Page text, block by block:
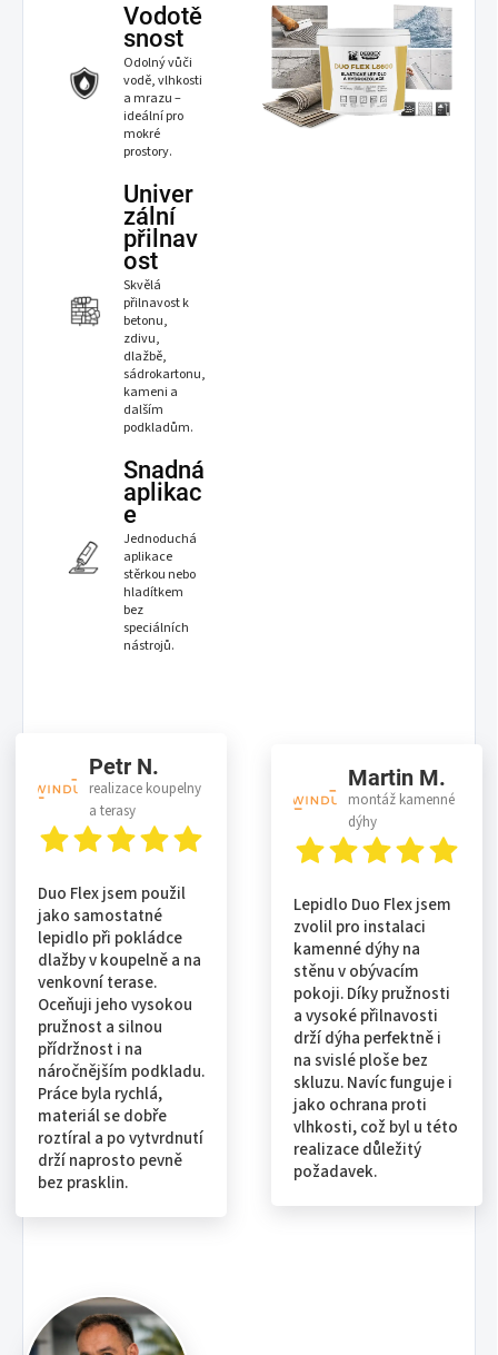
Vodotě
snost
Odolný vůči
vodě, vlhkosti
a mrazu –
ideální pro
mokré
prostory.
Univer
zální
přilnav
ost
Skvělá
přilnavost k
betonu,
zdivu,
dlažbě,
sádrokartonu,
kameni a
dalším
podkladům.
Snadná
aplikac
e
Jednoduchá
aplikace
stěrkou nebo
hladítkem
bez
speciálních
nástrojů.
Petr N.
realizace koupelny
a terasy
Duo Flex jsem použil
jako samostatné
lepidlo při pokládce
dlažby v koupelně a na
venkovní terase.
Oceňuji jeho vysokou
pružnost a silnou
přídržnost i na
náročnějším podkladu.
Práce byla rychlá,
materiál se dobře
roztíral a po vytvrdnutí
drží naprosto pevně
bez prasklin.
Martin M.
montáž kamenné
dýhy
Lepidlo Duo Flex jsem
zvolil pro instalaci
kamenné dýhy na
stěnu v obývacím
pokoji. Díky pružnosti
a vysoké přilnavosti
drží dýha perfektně i
na svislé ploše bez
skluzu. Navíc funguje i
jako ochrana proti
vlhkosti, což byl u této
realizace důležitý
požadavek.